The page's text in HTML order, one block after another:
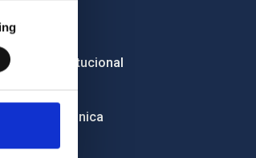
Licitaciones
Imagen institucional
RSS
Sede electrónica
Canal ético